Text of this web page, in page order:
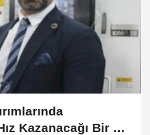
Kazanacağı Bir Yıl